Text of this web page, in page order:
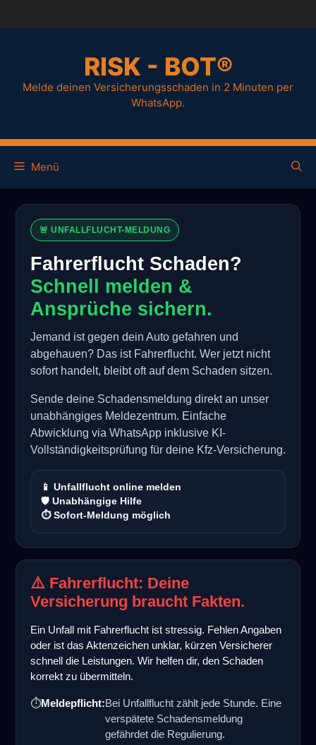
RISK - BOT®
Melde deinen Versicherungsschaden in 2 Minuten per
WhatsApp.
Menü
🚨 UNFALLFLUCHT-MELDUNG
Fahrerflucht Schaden?
Schnell melden &
Ansprüche sichern.
Jemand ist gegen dein Auto gefahren und
abgehauen? Das ist Fahrerflucht. Wer jetzt nicht
sofort handelt, bleibt oft auf dem Schaden sitzen.
Sende deine Schadensmeldung direkt an unser
unabhängiges Meldezentrum. Einfache
Abwicklung via WhatsApp inklusive KI-
Vollständigkeitsprüfung für deine Kfz-Versicherung.
📱 Unfallflucht online melden
🛡️ Unabhängige Hilfe
⏱️ Sofort-Meldung möglich
⚠️ Fahrerflucht: Deine
Versicherung braucht Fakten.
Ein Unfall mit Fahrerflucht ist stressig. Fehlen Angaben
oder ist das Aktenzeichen unklar, kürzen Versicherer
schnell die Leistungen. Wir helfen dir, den Schaden
korrekt zu übermitteln.
⏱️Meldepflicht:Bei Unfallflucht zählt jede Stunde. Eine
verspätete Schadensmeldung
gefährdet die Regulierung.